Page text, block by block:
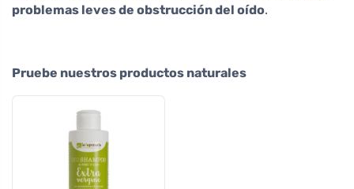
problemas leves de obstrucción del oído.
Pruebe nuestros productos naturales